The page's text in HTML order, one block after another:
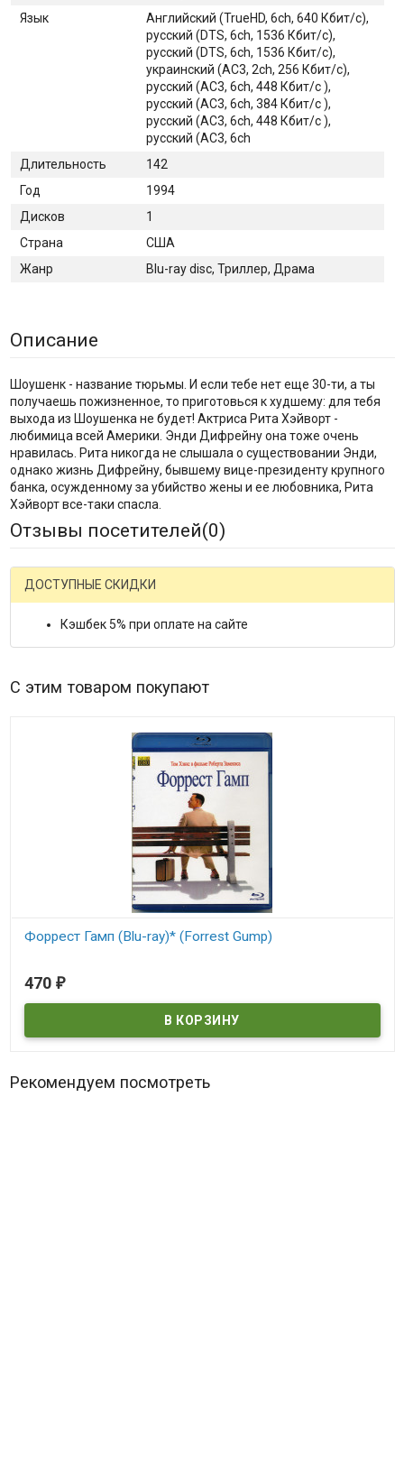
Язык
Английский (TrueHD, 6ch, 640 Кбит/с),
русский (DTS, 6ch, 1536 Кбит/с),
русский (DTS, 6ch, 1536 Кбит/с),
украинский (AC3, 2ch, 256 Кбит/с),
русский (AC3, 6ch, 448 Кбит/с ),
русский (AC3, 6ch, 384 Кбит/с ),
русский (AC3, 6ch, 448 Кбит/с ),
русский (AC3, 6ch
Длительность
142
Год
1994
Дисков
1
Страна
США
Жанр
Blu-ray disc, Триллер, Драма
Описание
Шоушенк - название тюрьмы. И если тебе нет еще 30-ти, а ты
получаешь пожизненное, то приготовься к худшему: для тебя
выхода из Шоушенка не будет! Актриса Рита Хэйворт -
любимица всей Америки. Энди Дифрейну она тоже очень
нравилась. Рита никогда не слышала о существовании Энди,
однако жизнь Дифрейну, бывшему вице-президенту крупного
банка, осужденному за убийство жены и ее любовника, Рита
Хэйворт все-таки спасла.
Отзывы посетителей(0)
ДОСТУПНЫЕ СКИДКИ
Кэшбек 5% при оплате на сайте
С этим товаром покупают
Форрест Гамп (Blu-ray)* (Forrest Gump)
470 ₽
Рекомендуем посмотреть